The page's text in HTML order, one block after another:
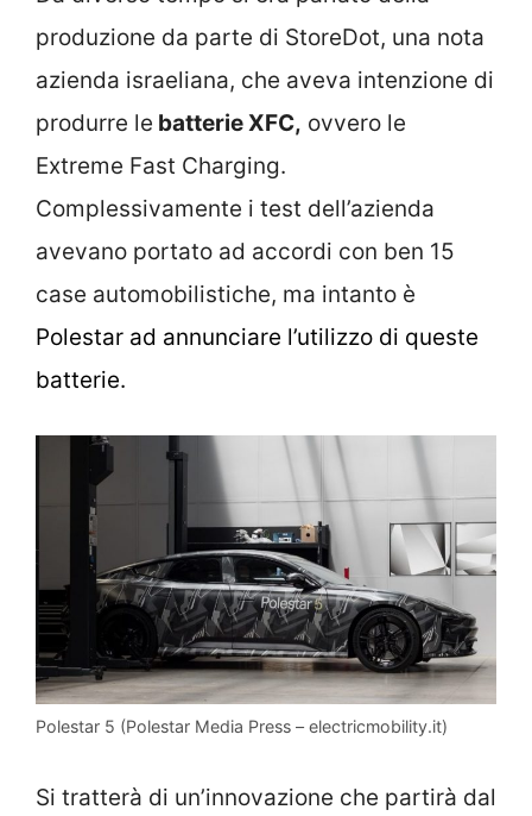
produzione da parte di StoreDot, una nota
azienda israeliana, che aveva intenzione di
produrre le batterie XFC, ovvero le
Extreme Fast Charging.
Complessivamente i test dell’azienda
avevano portato ad accordi con ben 15
case automobilistiche, ma intanto è
Polestar ad annunciare l’utilizzo di queste
batterie.
Polestar 5 (Polestar Media Press – electricmobility.it)
Si tratterà di un’innovazione che partirà dal